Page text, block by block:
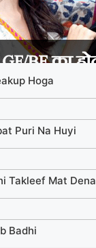
Hoga
Puri Na Huyi
Takleef Mat Dena
Badhi